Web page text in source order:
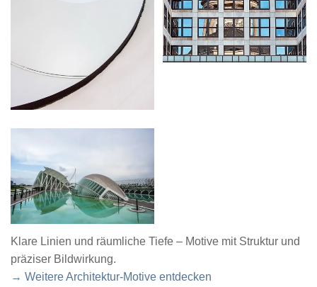
Klare Linien und räumliche Tiefe – Motive mit Struktur und
präziser Bildwirkung.
→ Weitere Architektur-Motive entdecken